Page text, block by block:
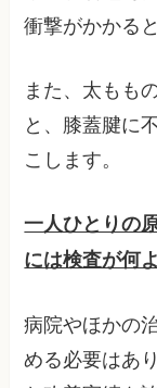
衝撃がかかる
また、太もも
と、膝蓋腱に
こします。
一人ひとりの
には検査が何
病院やほかの
める必要はあ